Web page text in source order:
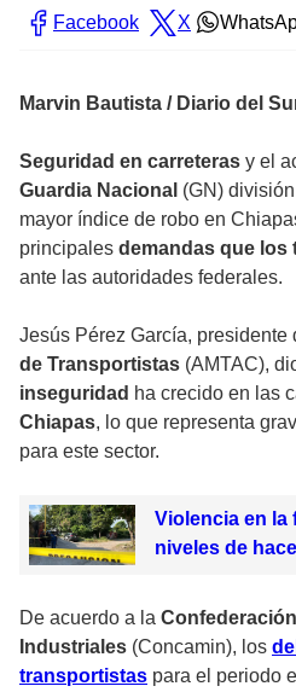
Facebook X
Marvin Bautista / Diario del
Seguridad en carreteras y el
Guardia Nacional (GN)
mayor índice de robo en
principales demandas que los
ante las autoridades federales.
Jesús Pérez García, presidente
de Transportistas (AMTAC),
inseguridad ha crecido en las
Chiapas, lo que representa
para este sector.
Violencia en la
niveles de
De acuerdo a la
Industriales (Concamin), los
transportistas para el periodo